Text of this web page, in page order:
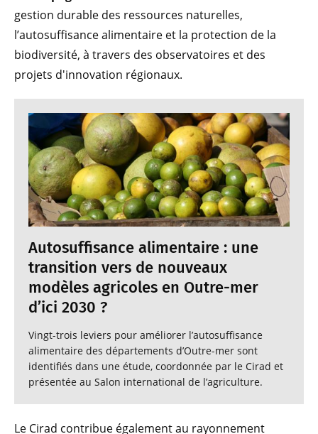
gestion durable des ressources naturelles,
l’autosuffisance alimentaire et la protection de la
biodiversité, à travers des observatoires et des
projets d'innovation régionaux.
Autosuffisance alimentaire : une
transition vers de nouveaux
modèles agricoles en Outre-mer
d’ici 2030 ?
Vingt-trois leviers pour améliorer l’autosuffisance
alimentaire des départements d’Outre-mer sont
identifiés dans une étude, coordonnée par le Cirad et
présentée au Salon international de l’agriculture.
Le Cirad contribue également au rayonnement